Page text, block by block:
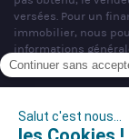
versées. Pour un
immobilier, nous
informations
partenaires
SAS PARTNERS
n°404 681 496 -
Mandataire non